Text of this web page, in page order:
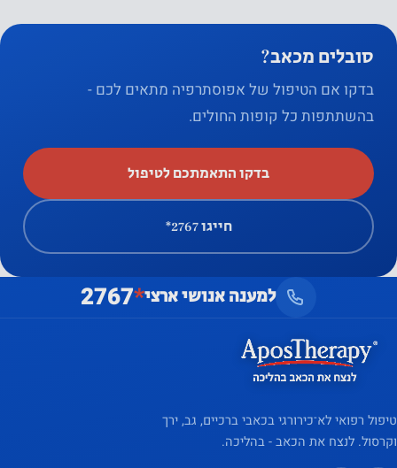
סובלים מכאב?
בדקו אם הטיפול של אפוסתרפיה מתאים לכם -
בהשתתפות כל קופות החולים.
בדקו התאמתכם לטיפול
חייגו ‎*2767
למענה אנושי ארצי*
2767
טיפול רפואי לא־כירורגי בכאבי ברכיים, גב, ירך
וקרסול. לנצח את הכאב - בהליכה.